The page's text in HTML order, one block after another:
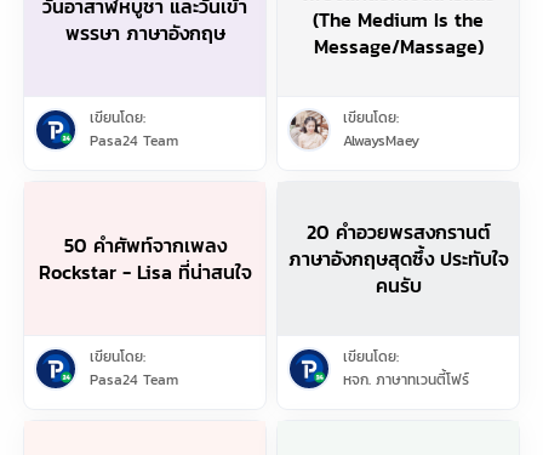
วันอาสาฬหบูชา และวันเข้า
พรรษา ภาษาอังกฤษ
เขียนโดย:
Pasa24 Team
(The Medium Is the
Message/Massage)
เขียนโดย:
AlwaysMaey
50 คำศัพท์จากเพลง
Rockstar - Lisa ที่น่าสนใจ
เขียนโดย:
Pasa24 Team
20 คำอวยพรสงกรานต์
ภาษาอังกฤษสุดซึ้ง ประทับใจ
คนรับ
เขียนโดย:
หจก. ภาษาทเวนตี้โฟร์